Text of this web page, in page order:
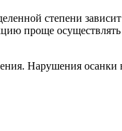
степени
проще
Нарушения осанки